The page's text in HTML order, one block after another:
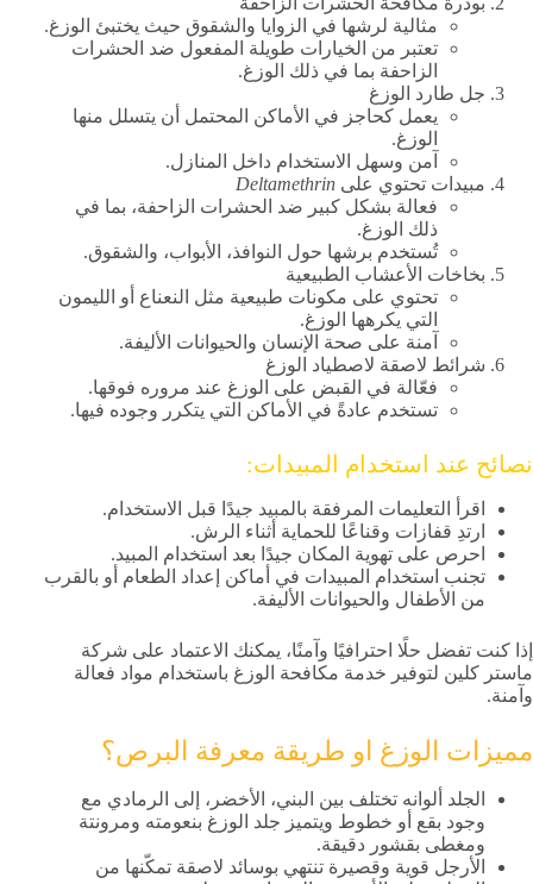
مثالية لرشها في الزوايا والشقوق حيث يختبئ الوزغ.
تعتبر من الخيارات طويلة المفعول ضد الحشرات
الزاحفة بما في ذلك الوزغ.
جل طارد الوزغ
يعمل كحاجز في الأماكن المحتمل أن يتسلل منها
الوزغ.
آمن وسهل الاستخدام داخل المنازل.
مبيدات تحتوي على Deltamethrin
فعالة بشكل كبير ضد الحشرات الزاحفة، بما في
ذلك الوزغ.
تُستخدم برشها حول النوافذ، الأبواب، والشقوق.
بخاخات الأعشاب الطبيعية
تحتوي على مكونات طبيعية مثل النعناع أو الليمون
التي يكرهها الوزغ.
آمنة على صحة الإنسان والحيوانات الأليفة.
شرائط لاصقة لاصطياد الوزغ
فعّالة في القبض على الوزغ عند مروره فوقها.
تستخدم عادةً في الأماكن التي يتكرر وجوده فيها.
نصائح عند استخدام المبيدات:
اقرأ التعليمات المرفقة بالمبيد جيدًا قبل الاستخدام.
ارتدِ قفازات وقناعًا للحماية أثناء الرش.
احرص على تهوية المكان جيدًا بعد استخدام المبيد.
تجنب استخدام المبيدات في أماكن إعداد الطعام أو بالقرب
من الأطفال والحيوانات الأليفة.
إذا كنت تفضل حلًا احترافيًا وآمنًا، يمكنك الاعتماد على شركة
ماستر كلين لتوفير خدمة مكافحة الوزغ باستخدام مواد فعالة
وآمنة.
مميزات الوزغ او طريقة معرفة البرص؟
الجلد ألوانه تختلف بين البني، الأخضر، إلى الرمادي مع
وجود بقع أو خطوط ويتميز جلد الوزغ بنعومته ومرونتة
ومغطى بقشور دقيقة.
الأرجل قوية وقصيرة تنتهي بوسائد لاصقة تمكّنها من